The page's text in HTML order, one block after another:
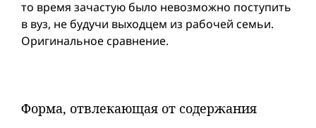
то время зачастую было невозможно поступить
в вуз, не будучи выходцем из рабочей семьи.
Оригинальное сравнение.
Форма, отвлекающая от содержания